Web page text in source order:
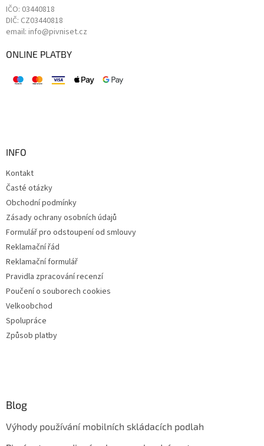
IČO: 03440818
DIČ: CZ03440818
email: info@pivniset.cz
ONLINE PLATBY
INFO
Kontakt
Časté otázky
Obchodní podmínky
Zásady ochrany osobních údajů
Formulář pro odstoupení od smlouvy
Reklamační řád
Reklamační formulář
Pravidla zpracování recenzí
Poučení o souborech cookies
Velkoobchod
Spolupráce
Způsob platby
Blog
Výhody používání mobilních skládacích podlah